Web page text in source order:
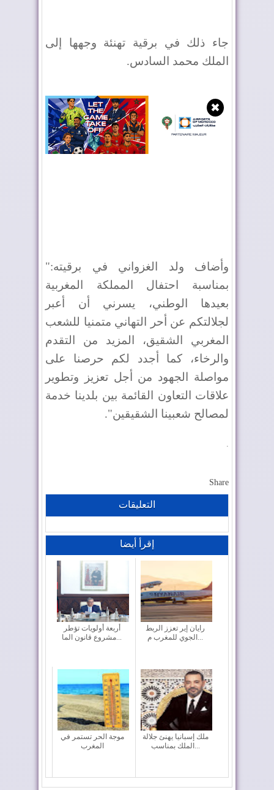
جاء ذلك في برقية تهنئة وجهها إلى
الملك محمد السادس.
✖
وأضاف ولد الغزواني في برقيته:"
بمناسبة احتفال المملكة المغربية
بعيدها الوطني، يسرني أن أعبر
لجلالتكم عن أحر التهاني متمنيا للشعب
المغربي الشقيق، المزيد من التقدم
والرخاء، كما أجدد لكم حرصنا على
مواصلة الجهود من أجل تعزيز وتطوير
علاقات التعاون القائمة بين بلدينا خدمة
لمصالح شعبينا الشقيقين".
Share
التعليقات
إقرأ أيضا
أربعة أولويات تؤطر
رايان إير تعزز الربط
موجة الحر تستمر في
المغرب
ملك إسبانيا يهنئ جلالة
الملك بمناسب...